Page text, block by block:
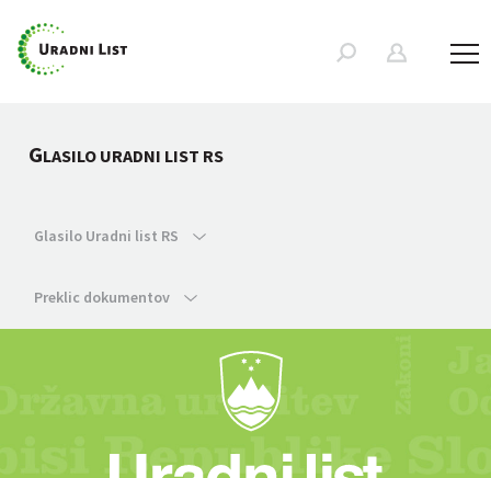
GLASILO URADNI LIST RS
Glasilo Uradni list RS
Preklic dokumentov